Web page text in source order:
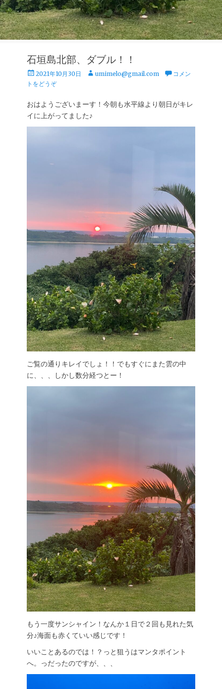
石垣島北部、ダブル！！
投
稿
2021年10月30日
投 umimelo@gmail.com
コメン
トをどうぞ
おはようございまーす！今朝も水平線より朝日がキレ
イに上がってました♪
ご覧の通りキレイでしょ！！でもすぐにまた雲の中
に、、、しかし数分経つとー！
もう一度サンシャイン！なんか１日で２回も見れた気
分♪海面も赤くていい感じです！
いいことあるのでは！？っと狙うはマンタポイント
へ。っだったのですが、、、